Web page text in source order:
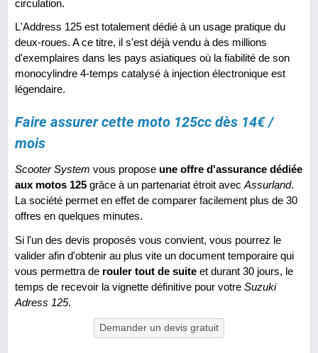
circulation.
L'Address 125 est totalement dédié à un usage pratique du
deux-roues. A ce titre, il s'est déjà vendu à des millions
d'exemplaires dans les pays asiatiques où la fiabilité de son
monocylindre 4-temps catalysé à injection électronique est
légendaire.
Faire assurer cette moto 125cc dès 14€ /
mois
Scooter System vous propose une offre d'assurance dédiée
aux motos 125 grâce à un partenariat étroit avec Assurland.
La société permet en effet de comparer facilement plus de 30
offres en quelques minutes.
Si l'un des devis proposés vous convient, vous pourrez le
valider afin d'obtenir au plus vite un document temporaire qui
vous permettra de rouler tout de suite et durant 30 jours, le
temps de recevoir la vignette définitive pour votre Suzuki
Adress 125.
Demander un devis gratuit